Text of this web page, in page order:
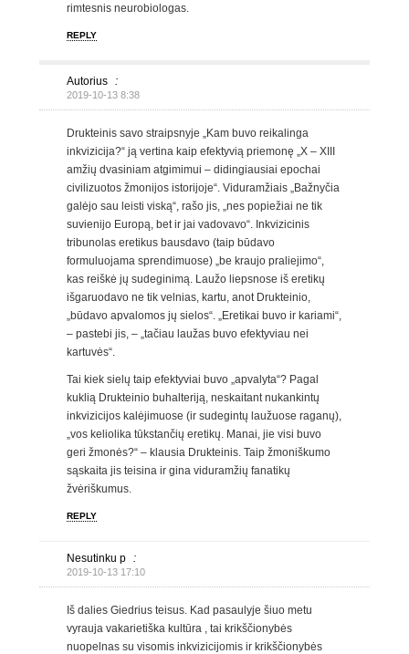
rimtesnis neurobiologas.
REPLY
Autorius :
2019-10-13 8:38
Drukteinis savo straipsnyje „Kam buvo reikalinga
inkvizicija?“ ją vertina kaip efektyvią priemonę „X – XIII
amžių dvasiniam atgimimui – didingiausiai epochai
civilizuotos žmonijos istorijoje“. Viduramžiais „Bažnyčia
galėjo sau leisti viską“, rašo jis, „nes popiežiai ne tik
suvienijo Europą, bet ir jai vadovavo“. Inkvizicinis
tribunolas eretikus bausdavo (taip būdavo
formuluojama sprendimuose) „be kraujo praliejimo“,
kas reiškė jų sudeginimą. Laužo liepsnose iš eretikų
išgaruodavo ne tik velnias, kartu, anot Drukteinio,
„būdavo apvalomos jų sielos“. „Eretikai buvo ir kariami“,
– pastebi jis, – „tačiau laužas buvo efektyviau nei
kartuvės“.
Tai kiek sielų taip efektyviai buvo „apvalyta“? Pagal
kuklią Drukteinio buhalteriją, neskaitant nukankintų
inkvizicijos kalėjimuose (ir sudegintų laužuose raganų),
„vos keliolika tūkstančių eretikų. Manai, jie visi buvo
geri žmonės?“ – klausia Drukteinis. Taip žmoniškumo
sąskaita jis teisina ir gina viduramžių fanatikų
žvėriškumus.
REPLY
Nesutinku p :
2019-10-13 17:10
Iš dalies Giedrius teisus. Kad pasaulyje šiuo metu
vyrauja vakarietiška kultūra , tai krikščionybės
nuopelnas su visomis inkvizicijomis ir krikščionybės